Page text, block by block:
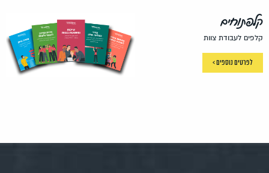
קלפתוחים
קלפים לעבודת צוות
לפרטים נוספים >